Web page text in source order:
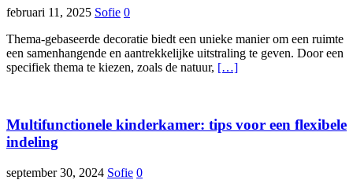
februari 11, 2025 Sofie 0
Thema-gebaseerde decoratie biedt een unieke manier om een ruimte
een samenhangende en aantrekkelijke uitstraling te geven. Door een
specifiek thema te kiezen, zoals de natuur, […]
Multifunctionele kinderkamer: tips voor een flexibele
indeling
september 30, 2024 Sofie 0